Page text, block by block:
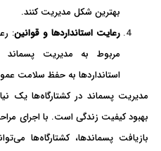
بهترین شکل مدیریت کنند.
رعایت استانداردها و قوانین:
مربوط به مدیریت
استانداردها به حفظ سلامت
مدیریت پسماند در کشتارگاه‌ها
بهبود کیفیت زندگی است. با اجرای
بازیافت پسماندها، کشتارگاه‌ها